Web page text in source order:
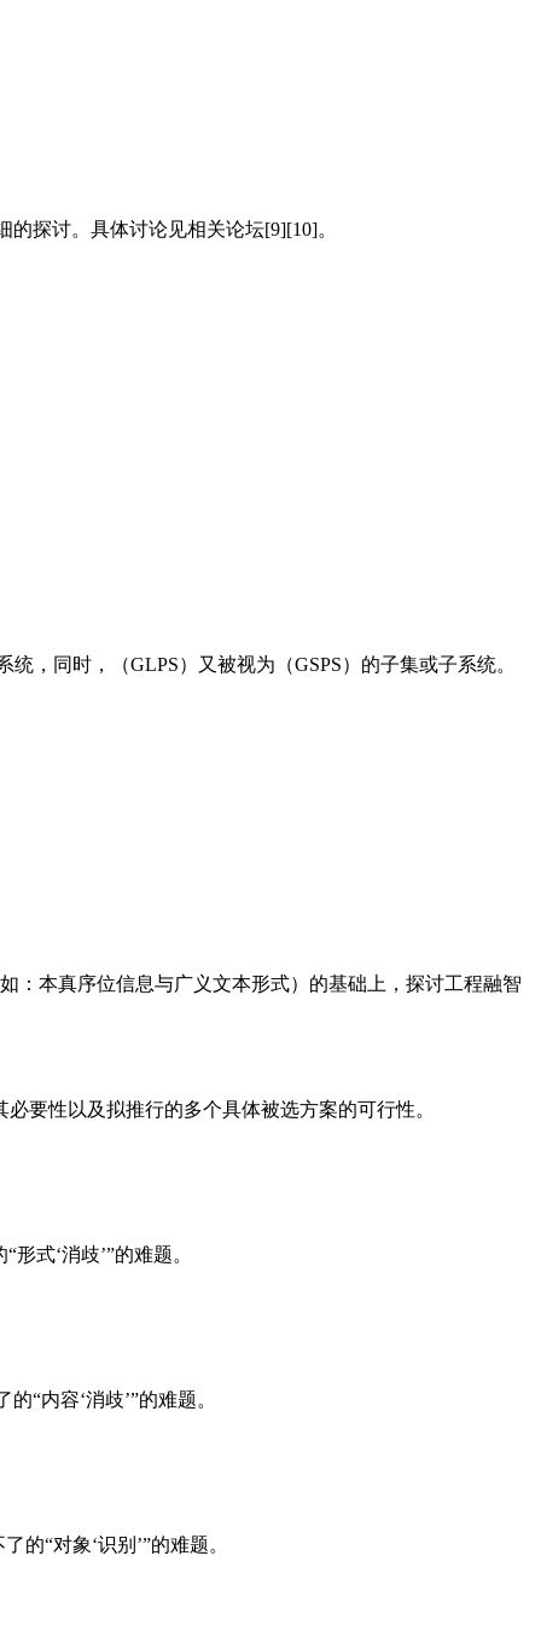
探讨。具体讨论见相关论坛[9][10]。
，同时，（GLPS）又被视为（GSPS）的子集或子系统。
：本真序位信息与广义文本形式）的基础上，探讨工程融智
要性以及拟推行的多个具体被选方案的可行性。
“形式‘消歧’”的难题。
的“内容‘消歧’”的难题。
了的“对象‘识别 ’”的难题。